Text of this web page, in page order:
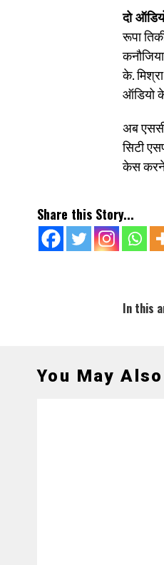
दो
रूपा
के.
ऑडियो
अब
सिटी
केस करने
Share this Story...
In this
You May